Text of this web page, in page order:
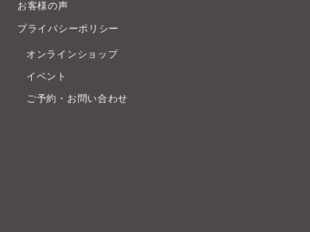
お客様の声
プライバシーポリシー
オンラインショップ
イベント
ご予約・お問い合わせ